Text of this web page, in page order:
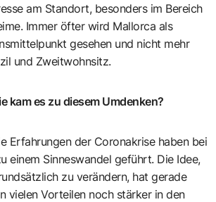
am Standort, besonders im Bereich
Immer öfter wird Mallorca als
gesehen und nicht mehr
und Zweitwohnsitz.
kam es zu diesem Umdenken?
Erfahrungen der Coronakrise haben bei
einem Sinneswandel geführt. Die Idee,
zu verändern, hat gerade
vielen Vorteilen noch stärker in den